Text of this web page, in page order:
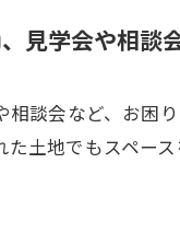
見学会や相談
談会など、お困
土地でもスペー